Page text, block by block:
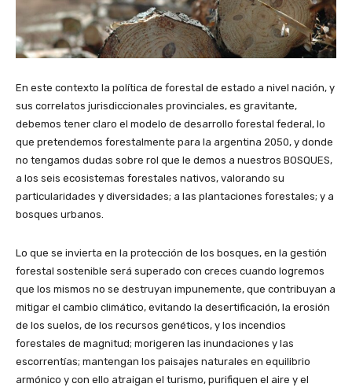
En este contexto la política de forestal de estado a nivel nación, y
sus correlatos jurisdiccionales provinciales, es gravitante,
debemos tener claro el modelo de desarrollo forestal federal, lo
que pretendemos forestalmente para la argentina 2050, y donde
no tengamos dudas sobre rol que le demos a nuestros BOSQUES,
a los seis ecosistemas forestales nativos, valorando su
particularidades y diversidades; a las plantaciones forestales; y a
bosques urbanos.
Lo que se invierta en la protección de los bosques, en la gestión
forestal sostenible será superado con creces cuando logremos
que los mismos no se destruyan impunemente, que contribuyan a
mitigar el cambio climático, evitando la desertificación, la erosión
de los suelos, de los recursos genéticos, y los incendios
forestales de magnitud; morigeren las inundaciones y las
escorrentías; mantengan los paisajes naturales en equilibrio
armónico y con ello atraigan el turismo, purifiquen el aire y el